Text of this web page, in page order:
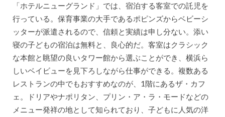
「ホテルニューグランド」では、宿泊する客室での託児を
行っている。保育事業の大手であるポピンズからベビーシ
ッターが派遣されるので、信頼と実績は申し分ない。添い
寝の子どもの宿泊は無料と、良心的だ。客室はクラシック
な本館と眺望の良いタワー館から選ぶことができ、横浜ら
しいベイビューを見下ろしながら仕事ができる。複数ある
レストランの中でもおすすめなのが、1階にあるザ・カフ
ェ。ドリアやナポリタン、プリン・ア・ラ・モードなどの
メニュー発祥の地として知られており、子どもに人気の洋